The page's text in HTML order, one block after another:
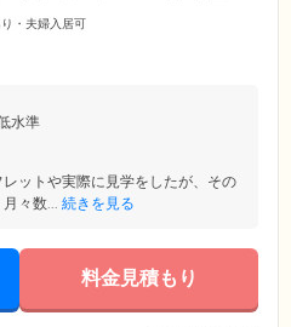
を一切いただいておりません。月々の
医療ニーズが特別高い場合を除いて、
・夫婦入居可
水準
ットや実際に見学をしたが、その
々数... 続きを見る
料金見積もり